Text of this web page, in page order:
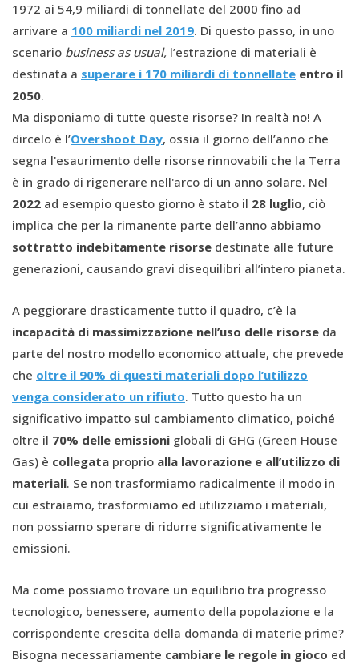
1972 ai 54,9 miliardi di tonnellate del 2000 fino ad
arrivare a 100 miliardi nel 2019. Di questo passo, in uno
scenario business as usual, l’estrazione di materiali è
destinata a superare i 170 miliardi di tonnellate entro il
2050.
Ma disponiamo di tutte queste risorse? In realtà no! A
dircelo è l’Overshoot Day, ossia il giorno dell’anno che
segna l'esaurimento delle risorse rinnovabili che la Terra
è in grado di rigenerare nell'arco di un anno solare. Nel
2022 ad esempio questo giorno è stato il 28 luglio, ciò
implica che per la rimanente parte dell’anno abbiamo
sottratto indebitamente risorse destinate alle future
generazioni, causando gravi disequilibri all’intero pianeta.
A peggiorare drasticamente tutto il quadro, c’è la
incapacità di massimizzazione nell’uso delle risorse da
parte del nostro modello economico attuale, che prevede
che oltre il 90% di questi materiali dopo l’utilizzo
venga considerato un rifiuto. Tutto questo ha un
significativo impatto sul cambiamento climatico, poiché
oltre il 70% delle emissioni globali di GHG (Green House
Gas) è collegata proprio alla lavorazione e all’utilizzo di
materiali. Se non trasformiamo radicalmente il modo in
cui estraiamo, trasformiamo ed utilizziamo i materiali,
non possiamo sperare di ridurre significativamente le
emissioni.
Ma come possiamo trovare un equilibrio tra progresso
tecnologico, benessere, aumento della popolazione e la
corrispondente crescita della domanda di materie prime?
Bisogna necessariamente cambiare le regole in gioco ed